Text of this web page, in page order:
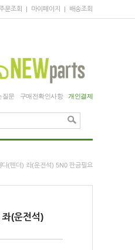
문조회 | 마이페이지 | 배송조회
질문 구매전확인사항 개인결제
(펜더) 좌(운전석) 5N0 판금필요
(운전석)